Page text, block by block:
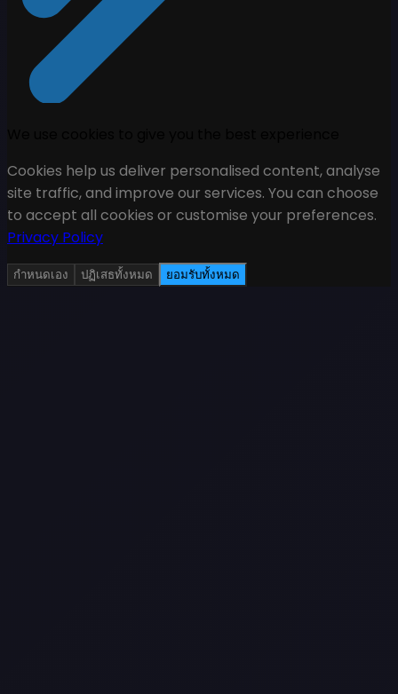
Cookies help us deliver personalised content, analyse
site traffic, and improve our services. You can choose
to accept all cookies or customise your preferences.
Privacy Policy
กำหนดเอง ปฏิเสธทั้งหมด ยอมรับทั้งหมด